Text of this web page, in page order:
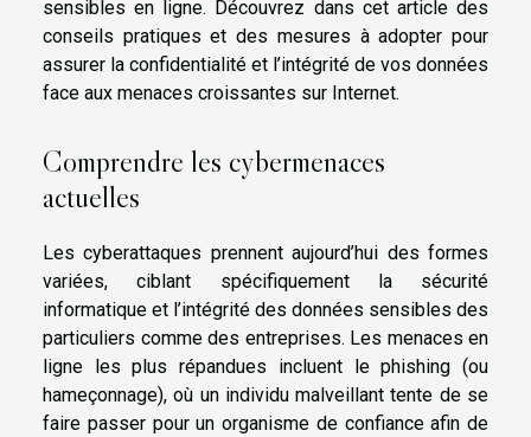
sensibles en ligne. Découvrez dans cet article des
conseils pratiques et des mesures à adopter pour
assurer la confidentialité et l’intégrité de vos données
face aux menaces croissantes sur Internet.
Comprendre les cybermenaces
actuelles
Les cyberattaques prennent aujourd’hui des formes
variées, ciblant spécifiquement la sécurité
informatique et l’intégrité des données sensibles des
particuliers comme des entreprises. Les menaces en
ligne les plus répandues incluent le phishing (ou
hameçonnage), où un individu malveillant tente de se
faire passer pour un organisme de confiance afin de